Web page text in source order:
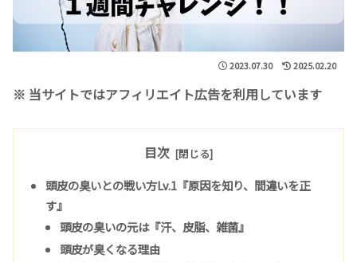
2023.07.30 2025.02.20
※ 当サイトではアフィリエイト広告を利用しています
目次
頭皮の臭いとの戦い方Lv.1『原因を知り、間違いを正
す』
頭皮の臭いの元は『汗、皮脂、雑菌』
頭皮が臭くなる理由